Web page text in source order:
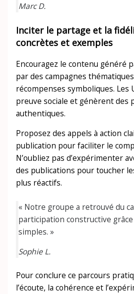
Marc D.
Inciter le partage et la
concrètes et exemples
Encouragez le contenu généré
par des campagnes
récompenses symboliques. Les
preuve sociale et génèrent des
authentiques.
Proposez des appels à action
publication pour faciliter le
N’oubliez pas d’expérimenter
des publications pour toucher
plus réactifs.
« Notre groupe a retrouvé du
participation constructive
simples. »
Sophie L.
Pour conclure ce parcours
l’écoute, la cohérence et